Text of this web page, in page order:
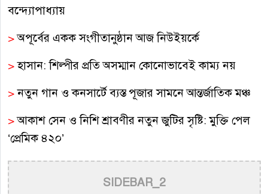
বন্দ্যোপাধ্যায়
>অপূর্বের একক সংগীতানুষ্ঠান আজ নিউইয়র্কে
>হাসান: শিল্পীর প্রতি অসম্মান কোনোভাবেই কাম্য নয়
>নতুন গান ও কনসার্টে ব্যস্ত পূজার সামনে আন্তর্জাতিক মঞ্চ
>আকাশ সেন ও নিশি শ্রাবণীর নতুন জুটির সৃষ্টি: মুক্তি পেল
‘প্রেমিক ৪২০’
>সুরাঙ্গনের নিভৃত পথিক: স্মরণে সুরকার ও কালজয়ী
কণ্ঠশিল্পী আনোয়ার উদ্দিন খানSIDEBAR_2